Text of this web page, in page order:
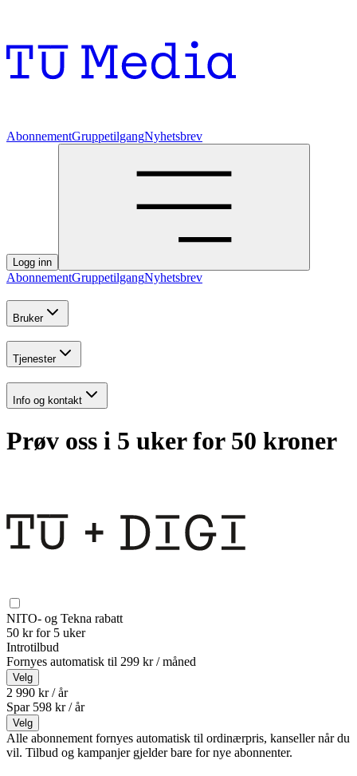
AbonnementGruppetilgangNyhetsbrev
Logg inn
AbonnementGruppetilgangNyhetsbrev
Bruker
Tjenester
Info og kontakt
Prøv oss i 5 uker for 50 kroner
NITO- og Tekna rabatt
50 kr for 5 uker
Introtilbud
Fornyes automatisk til 299 kr / måned
Velg
2 990 kr / år
Spar 598 kr /år
Velg
Alle abonnement fornyes automatisk til ordinærpris, kanseller når du
vil. Tilbud og kampanjer gjelder bare for nye abonnenter.